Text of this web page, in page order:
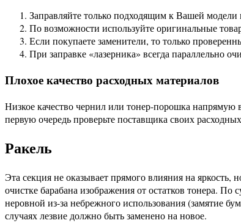
Заправляйте только подходящим к Вашей модели
По возможности используйте оригинальные
Если покупаете заменители, то только
При заправке «лазерника» всегда параллельно
Плохое качество расходных материалов
Низкое качество чернил или тонер-порошка напрямую
первую очередь проверьте поставщика своих
Ракель
Эта секция не оказывает прямого влияния на
очистке барабана изображения от остатков тонера.
неровной из-за небрежного использования (замятие
случаях лезвие должно быть заменено на новое.